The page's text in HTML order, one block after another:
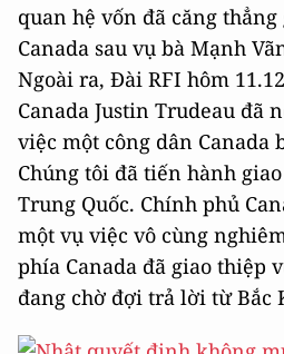
quan hệ vốn đã căng
Canada sau vụ bà Mạnh
Ngoài ra, Đài RFI hôm
Canada Justin Trudeau đã
việc một công dân Canada
Chúng tôi đã tiến hành
Trung Quốc. Chính phủ
một vụ việc vô cùng
phía Canada đã giao thiệp
đang chờ đợi trả lời từ Bắc